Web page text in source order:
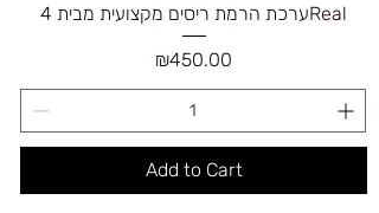
ערכת הרמת ריסים מקצועית מבית 4Real
Price
₪450.00
Add to Cart